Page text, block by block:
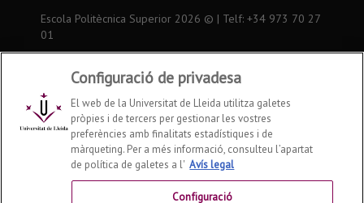
Facebook
Instagram
Escola Politècnica Superior 2026 © | Telf: +34 973 70 27
01
Avís legal
Contactar
Universitat de Lleida
Configuració de privadesa
El web de la Universitat de Lleida utilitza galetes
pròpies i de tercers per gestionar les vostres
preferències amb finalitats estadístiques i de
màrqueting. Per a més informació, consulteu l’apartat
de política de galetes a l' Avís legal
Configuració